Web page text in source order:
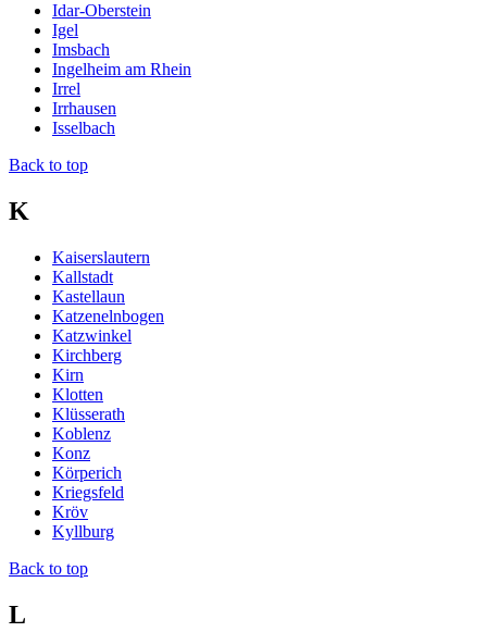
Idar-Oberstein
Igel
Imsbach
Ingelheim am Rhein
Irrel
Irrhausen
Isselbach
Back to top
K
Kaiserslautern
Kallstadt
Kastellaun
Katzenelnbogen
Katzwinkel
Kirchberg
Kirn
Klotten
Klüsserath
Koblenz
Konz
Körperich
Kriegsfeld
Kröv
Kyllburg
Back to top
L